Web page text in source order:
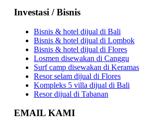
Investasi / Bisnis
Bisnis & hotel dijual di Bali
Bisnis & hotel dijual di Lombok
Bisnis & hotel dijual di Flores
Losmen disewakan di Canggu
Surf camp disewakan di Keramas
Resor selam dijual di Flores
Kompleks 5 villa dijual di Bali
Resor dijual di Tabanan
EMAIL KAMI